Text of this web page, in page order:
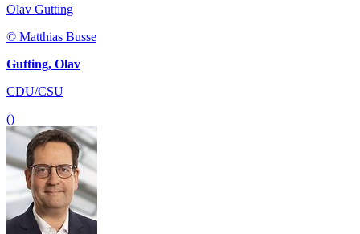
Olav Gutting
© Matthias Busse
Gutting, Olav
CDU/CSU
()